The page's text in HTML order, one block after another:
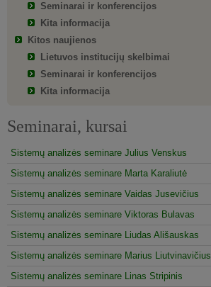
Seminarai ir konferencijos
Kita informacija
Kitos naujienos
Lietuvos institucijų skelbimai
Seminarai ir konferencijos
Kita informacija
Seminarai, kursai
Sistemų analizės seminare Julius Venskus
Sistemų analizės seminare Marta Karaliutė
Sistemų analizės seminare Vaidas Jusevičius
Sistemų analizės seminare Viktoras Bulavas
Sistemų analizės seminare Liudas Ališauskas
Sistemų analizės seminare Marius Liutvinavičius
Sistemų analizės seminare Linas Stripinis